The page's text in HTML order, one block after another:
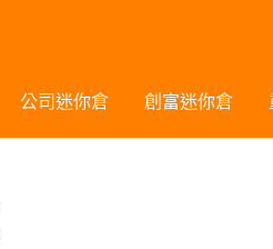
公司迷你倉 創富迷你倉